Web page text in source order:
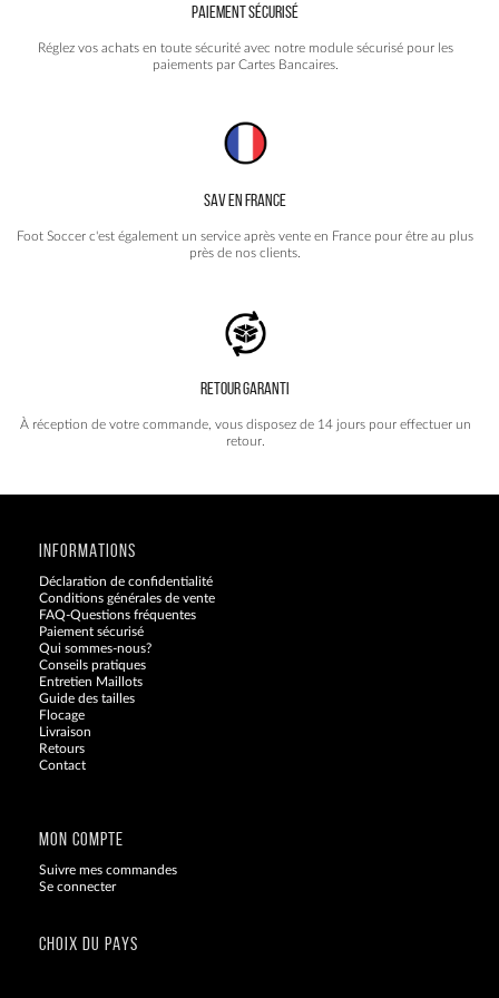
PAIEMENT SÉCURISÉ
Réglez vos achats en toute sécurité avec notre module sécurisé pour les
paiements par Cartes Bancaires.
SAV EN FRANCE
Foot Soccer c'est également un service après vente en France pour être au plus
près de nos clients.
RETOUR GARANTI
À réception de votre commande, vous disposez de 14 jours pour effectuer un
retour.
INFORMATIONS
Déclaration de confidentialité
Conditions générales de vente
FAQ-Questions fréquentes
Paiement sécurisé
Qui sommes-nous?
Conseils pratiques
Entretien Maillots
Guide des tailles
Flocage
Livraison
Retours
Contact
MON COMPTE
Suivre mes commandes
Se connecter
CHOIX DU PAYS